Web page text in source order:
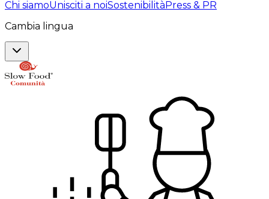
Chi siamoUnisciti a noiSostenibilitàPress & PR
Cambia lingua